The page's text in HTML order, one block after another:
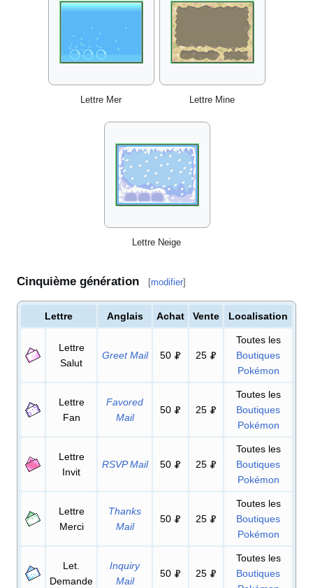
Lettre Mer Lettre Mine
Lettre Neige
Cinquième génération [modifier]
Lettre Anglais Achat Vente Localisation
Lettre
Salut
Greet Mail 50 25
Toutes les
Boutiques
Pokémon
Lettre
Fan
Favored
Mail
50 25
Toutes les
Boutiques
Pokémon
Lettre
Invit
RSVP Mail 50 25
Toutes les
Boutiques
Pokémon
Lettre
Merci
Thanks
Mail
50 25
Toutes les
Boutiques
Pokémon
Let.
Demande
Inquiry
Mail
50 25
Toutes les
Boutiques